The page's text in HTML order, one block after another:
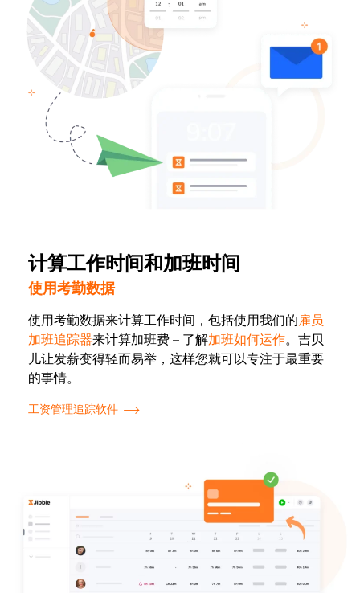
计算工作时间和加班时间
使用考勤数据
使用考勤数据来计算工作时间，包括使用我们的雇员
加班追踪器来计算加班费 – 了解加班如何运作。吉贝
儿让发薪变得轻而易举，这样您就可以专注于最重要
的事情。
工资管理追踪软件